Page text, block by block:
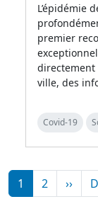
L’épidémie
premier
directement
ville, des
Covid-19
Pagination
1 2 ››